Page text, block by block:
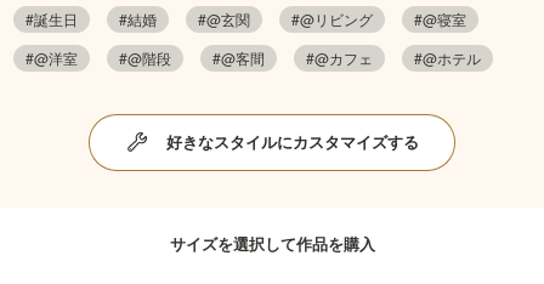
#誕生日
#結婚 #@玄関 #@リビング
#@寝室
#@洋室
#@階段 #@客間 #@カフェ #@ホテル
好きなスタイルにカスタマイズする
サイズを選択して作品を購入